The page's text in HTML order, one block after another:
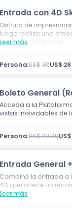
Llegar
Canjear
de
Entrada con 4D
Disfruta de
luego realiza una
inmersiva 4D SkyRide.
Leer más
Persona:US$ 30US$ 28
Boleto General
Acceda a la
vistas inolvidables de
Persona:US$ 20.39US$
Entrada General
Combine la entrada a
4D, que ofrece un
Estambul.
Leer más